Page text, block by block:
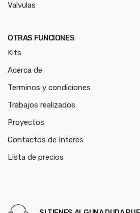
Valvulas
OTRAS FUNCIONES
Kits
Acerca de
Terminos y condiciones
Trabajos realizados
Proyectos
Contactos de Interes
Lista de precios